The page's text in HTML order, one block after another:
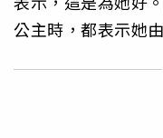
公主時，都表示她